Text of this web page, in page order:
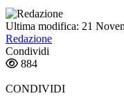
Ultima modifica: 21
Redazione
Condividi
884
CONDIVIDI